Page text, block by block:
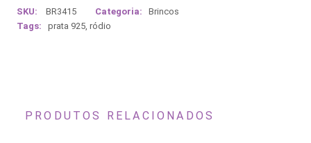
SKU: BR3415 Categoria:
Brincos
Tags:
prata 925, ródio
PRODUTOS RELACIONADOS